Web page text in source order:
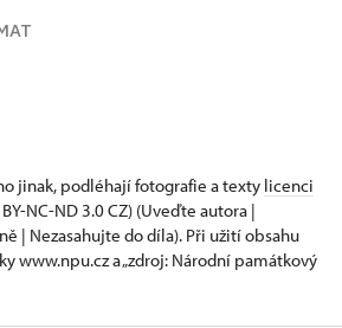
jinak, podléhají fotografie a texty licenci
BY-NC-ND 3.0 CZ) (Uveďte autora |
| Nezasahujte do díla). Při užití obsahu
www.npu.cz a „zdroj: Národní památkový